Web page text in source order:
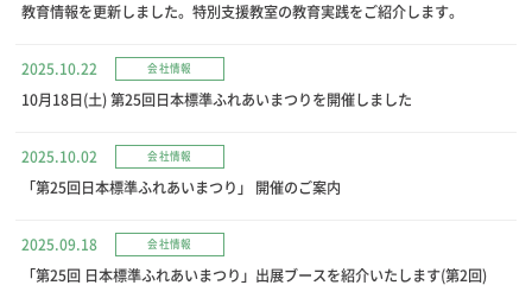
教育情報を更新しました。特別支援教室の教育実践をご紹介します。
2025.10.22 会社情報
10月18日(土) 第25回日本標準ふれあいまつりを開催しました
2025.10.02 会社情報
「第25回日本標準ふれあいまつり」 開催のご案内
2025.09.18 会社情報
「第25回 日本標準ふれあいまつり」出展ブースを紹介いたします(第2回)